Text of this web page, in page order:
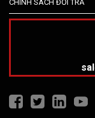
CHÍNH SÁCH ĐỔI TRẢ